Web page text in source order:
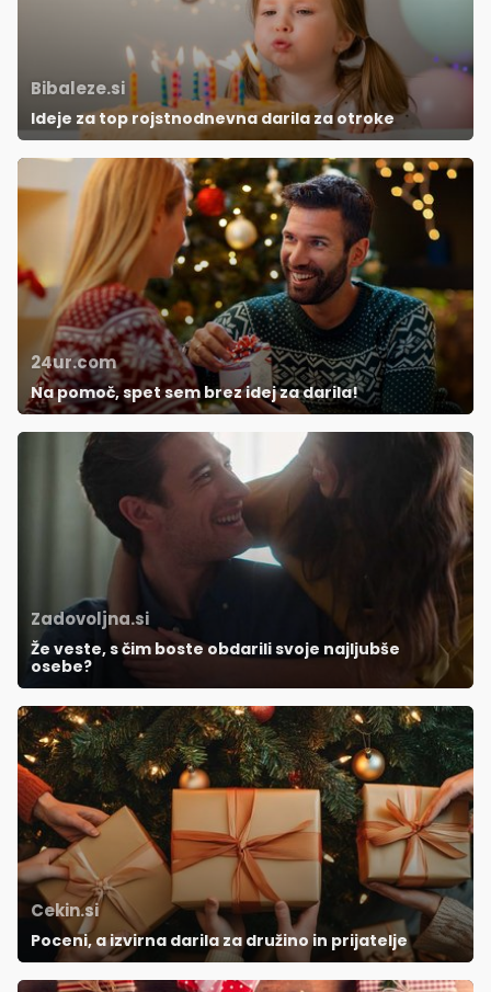
Bibaleze.si
Ideje za top rojstnodnevna darila za otroke
24ur.com
Na pomoč, spet sem brez idej za darila!
Zadovoljna.si
Že veste, s čim boste obdarili svoje najljubše
osebe?
Cekin.si
Poceni, a izvirna darila za družino in prijatelje